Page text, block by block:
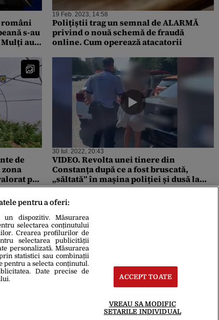
români
s-au
au
19 Feb. 2023, 14:58
Poliţiștii trag un semnal de ALARMĂ
privind o nouă schemă de fraudă
online. Cum operează atacatorii
de
pe
30 Iul. 2022, 20:43
VIDEO. Revolta unei tinere din
Constanța după ce a fost bruscată,
„săltată” în mașina poliției și dusă la
secție: „A strigat după mine că nu o să
mai ies din casă fară să primesc o
amendă!” Răspunsul IPJ Constanța
pentru a oferi:
dispozitiv. Măsurarea
selectarea conținutului
Crearea profilurilor de
selectarea publicității
personalizată. Măsurarea
statistici sau combinații
pentru a selecta conținutul.
Date precise de
ACCEPT TOATE
VREAU SA MODIFIC
SETARILE INDIVIDUAL